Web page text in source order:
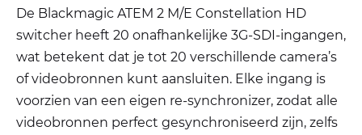
De Blackmagic ATEM 2 M/E Constellation HD
switcher heeft 20 onafhankelijke 3G-SDI-ingangen,
wat betekent dat je tot 20 verschillende camera’s
of videobronnen kunt aansluiten. Elke ingang is
voorzien van een eigen re-synchronizer, zodat alle
videobronnen perfect gesynchroniseerd zijn, zelfs